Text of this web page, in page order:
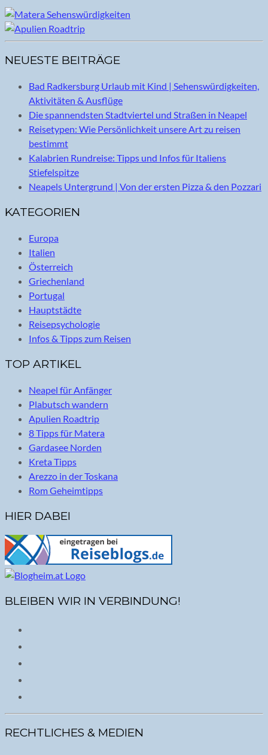
NEUESTE BEITRÄGE
Bad Radkersburg Urlaub mit Kind | Sehenswürdigkeiten,
Aktivitäten & Ausflüge
Die spannendsten Stadtviertel und Straßen in Neapel
Reisetypen: Wie Persönlichkeit unsere Art zu reisen
bestimmt
Kalabrien Rundreise: Tipps und Infos für Italiens
Stiefelspitze
Neapels Untergrund | Von der ersten Pizza & den Pozzari
KATEGORIEN
Europa
Italien
Österreich
Griechenland
Portugal
Hauptstädte
Reisepsychologie
Infos & Tipps zum Reisen
TOP ARTIKEL
Neapel für Anfänger
Plabutsch wandern
Apulien Roadtrip
8 Tipps für Matera
Gardasee Norden
Kreta Tipps
Arezzo in der Toskana
Rom Geheimtipps
HIER DABEI
BLEIBEN WIR IN VERBINDUNG!
RECHTLICHES & MEDIEN